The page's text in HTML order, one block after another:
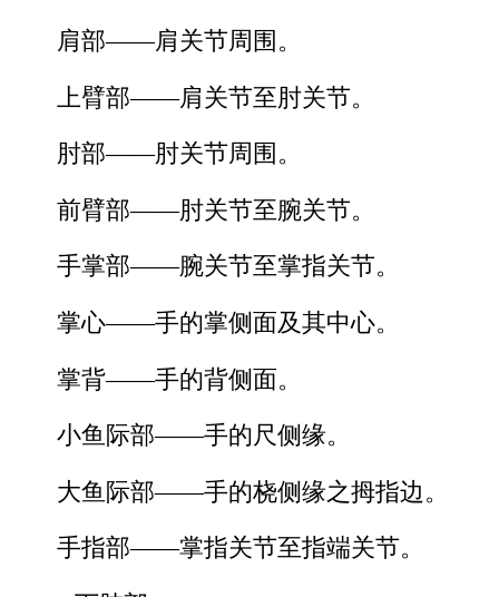
肩部——肩关节周围。
上臂部——肩关节至肘关节。
肘部——肘关节周围。
前臂部——肘关节至腕关节。
手掌部——腕关节至掌指关节。
掌心——手的掌侧面及其中心。
掌背——手的背侧面。
小鱼际部——手的尺侧缘。
大鱼际部——手的桡侧缘之拇指边。
手指部——掌指关节至指端关节。